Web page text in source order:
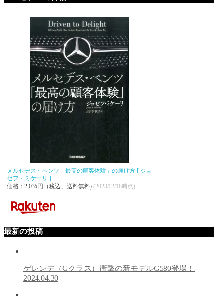
メルセデス・ベンツ「最高の顧客体験」の届け方 [ ジョ
ゼフ・ミケーリ ]
価格：2,035円（税込、送料無料) (2023/12/18時点)
最新の投稿
ゲレンデ（Gクラス）衝撃の新モデルG580登場！
2024.04.30